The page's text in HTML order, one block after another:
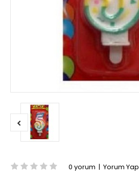
0 yorum | Yorum Yap